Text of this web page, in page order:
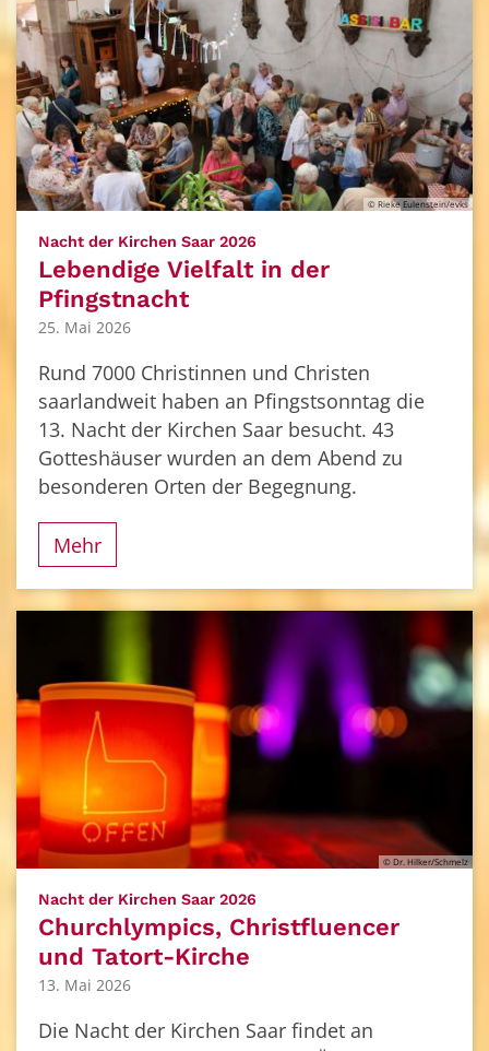
© Rieke Eulenstein/evks
Nacht der Kirchen Saar 2026
Lebendige Vielfalt in der
Pfingstnacht
25. Mai 2026
Rund 7000 Christinnen und Christen
saarlandweit haben an Pfingstsonntag die
13. Nacht der Kirchen Saar besucht. 43
Gotteshäuser wurden an dem Abend zu
besonderen Orten der Begegnung.
Mehr
© Dr. Hilker/Schmelz
Nacht der Kirchen Saar 2026
Churchlympics, Christfluencer
und Tatort-Kirche
13. Mai 2026
Die Nacht der Kirchen Saar findet an